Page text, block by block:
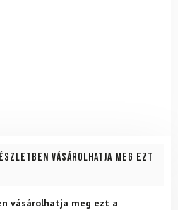
vásárolhatja meg ezt
vásárolhatja meg ezt a